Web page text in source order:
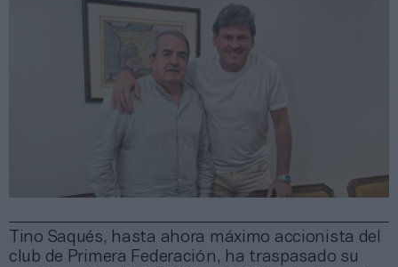
Tino Saqués, hasta ahora máximo accionista del
club de Primera Federación, ha traspasado su